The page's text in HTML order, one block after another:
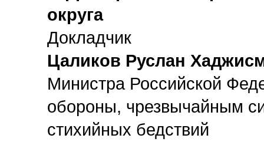
округа
Докладчик
Цаликов Руслан
Министра Российской
обороны, чрезвычайным
стихийных бедствий